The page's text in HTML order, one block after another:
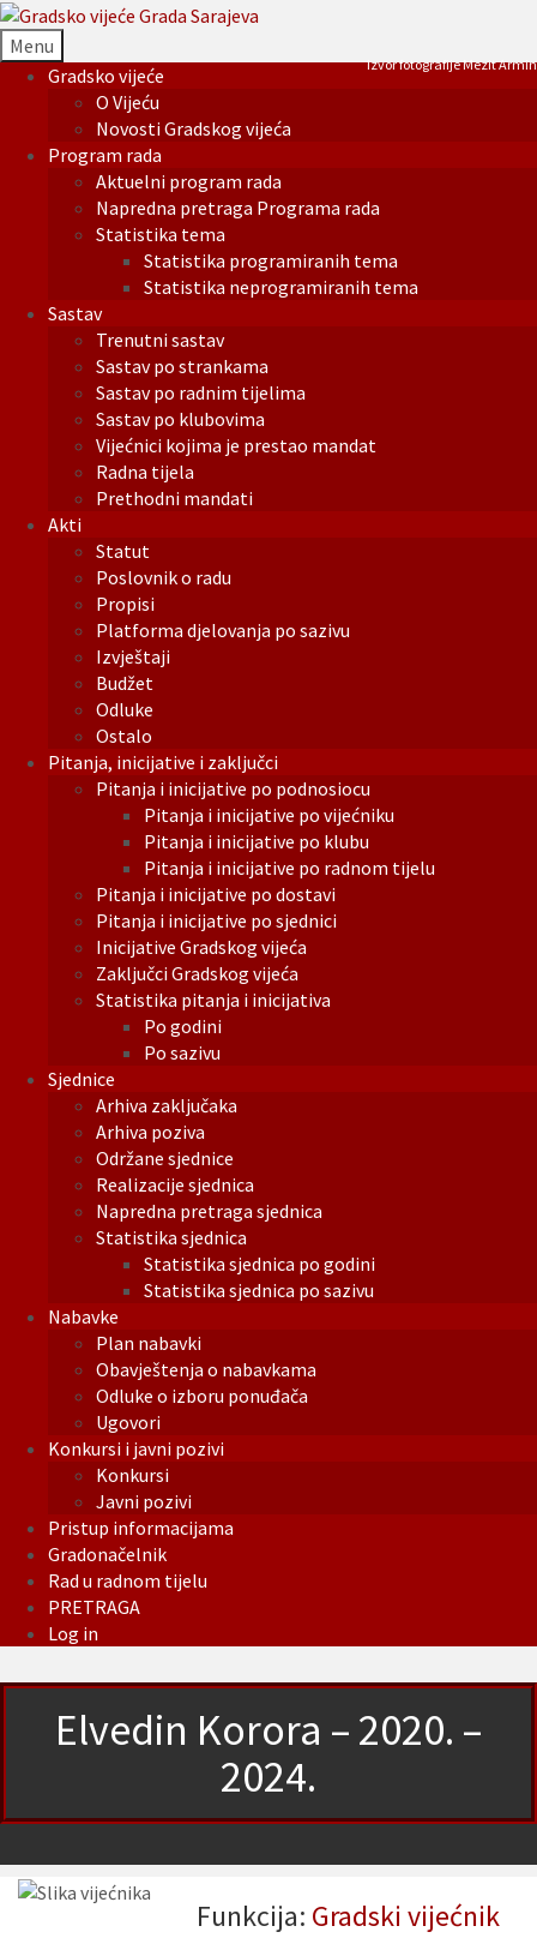
Menu
Gradsko vijeće
O Vijeću
Novosti Gradskog vijeća
Program rada
Aktuelni program rada
Napredna pretraga Programa rada
Statistika tema
Statistika programiranih tema
Statistika neprogramiranih tema
Sastav
Trenutni sastav
Sastav po strankama
Sastav po radnim tijelima
Sastav po klubovima
Vijećnici kojima je prestao mandat
Radna tijela
Prethodni mandati
Akti
Statut
Poslovnik o radu
Propisi
Platforma djelovanja po sazivu
Izvještaji
Budžet
Odluke
Ostalo
Pitanja, inicijative i zaključci
Pitanja i inicijative po podnosiocu
Pitanja i inicijative po vijećniku
Pitanja i inicijative po klubu
Pitanja i inicijative po radnom tijelu
Pitanja i inicijative po dostavi
Pitanja i inicijative po sjednici
Inicijative Gradskog vijeća
Zaključci Gradskog vijeća
Statistika pitanja i inicijativa
Po godini
Po sazivu
Sjednice
Arhiva zaključaka
Arhiva poziva
Održane sjednice
Realizacije sjednica
Napredna pretraga sjednica
Statistika sjednica
Statistika sjednica po godini
Statistika sjednica po sazivu
Nabavke
Plan nabavki
Obavještenja o nabavkama
Odluke o izboru ponuđača
Ugovori
Konkursi i javni pozivi
Konkursi
Javni pozivi
Pristup informacijama
Gradonačelnik
Rad u radnom tijelu
PRETRAGA
Log in
Izvor fotografije Mezit Armin
Elvedin Korora – 2020. –
2024.
Funkcija: Gradski vijećnik